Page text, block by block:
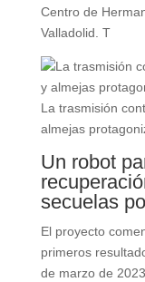
Centro de
Valladolid. T
La trasmisión
almejas
Un robot
secuelas
El proyecto
primeros
de marzo de